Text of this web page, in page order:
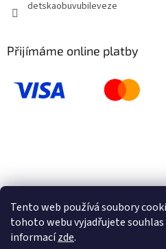
Tento web používá soubory
tohoto webu vyjadřujete souhlas
informacízde.
detskaobuvubileveze
Přijímáme online platby